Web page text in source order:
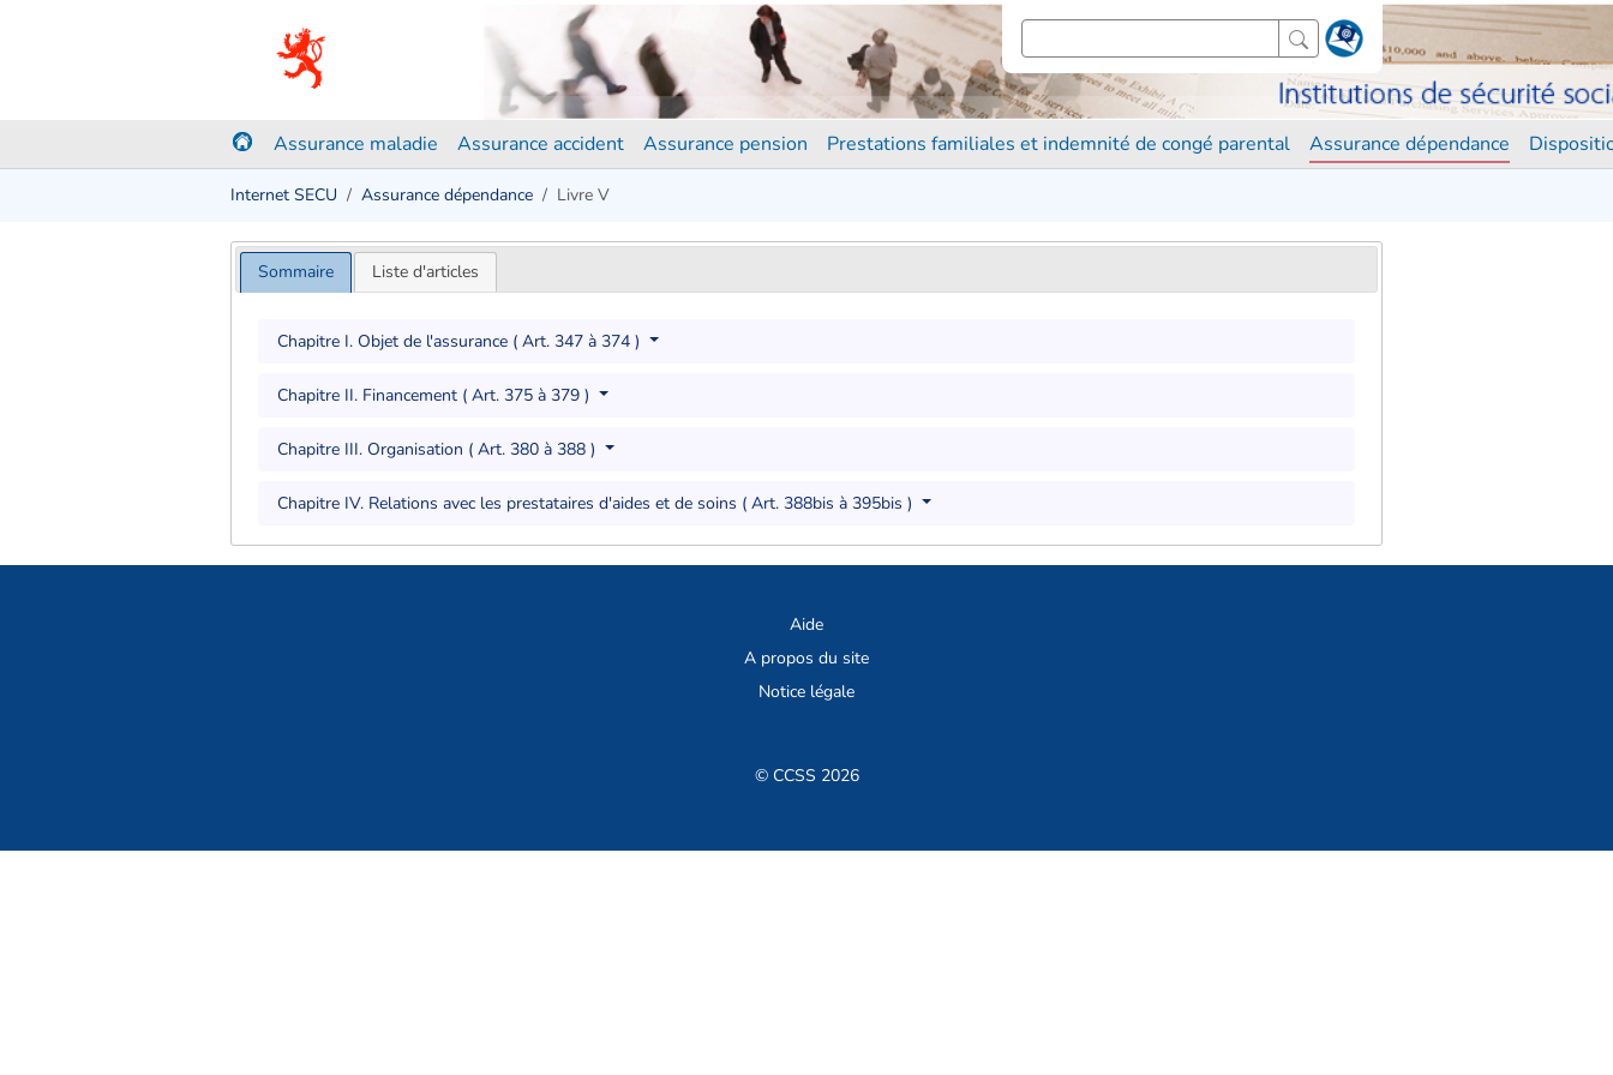
Assurance maladie Assurance accident Assurance pension Prestations familiales et indemnité de congé parental Assurance dépendance
Internet SECU Assurance dépendance Livre V
Sommaire Liste d'articles
Chapitre I. Objet de l'assurance ( Art. 347 à 374 )
Chapitre II. Financement ( Art. 375 à 379 )
Chapitre III. Organisation ( Art. 380 à 388 )
Chapitre IV. Relations avec les prestataires d'aides et de soins ( Art. 388bis à 395bis )
Aide
A propos du site
Notice légale
© CCSS 2026